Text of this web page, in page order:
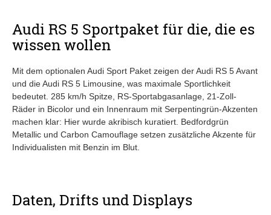
Audi RS 5 Sportpaket für die, die es
wissen wollen
Mit dem optionalen Audi Sport Paket zeigen der Audi RS 5 Avant
und die Audi RS 5 Limousine, was maximale Sportlichkeit
bedeutet. 285 km/h Spitze, RS-Sportabgasanlage, 21-Zoll-
Räder in Bicolor und ein Innenraum mit Serpentingrün-Akzenten
machen klar: Hier wurde akribisch kuratiert. Bedfordgrün
Metallic und Carbon Camouflage setzen zusätzliche Akzente für
Individualisten mit Benzin im Blut.
Daten, Drifts und Displays